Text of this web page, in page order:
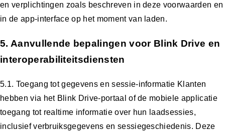
en verplichtingen zoals beschreven in deze voorwaarden en
in de app-interface op het moment van laden.
5. Aanvullende bepalingen voor Blink Drive en
interoperabiliteitsdiensten
5.1. Toegang tot gegevens en sessie-informatie Klanten
hebben via het Blink Drive-portaal of de mobiele applicatie
toegang tot realtime informatie over hun laadsessies,
inclusief verbruiksgegevens en sessiegeschiedenis. Deze